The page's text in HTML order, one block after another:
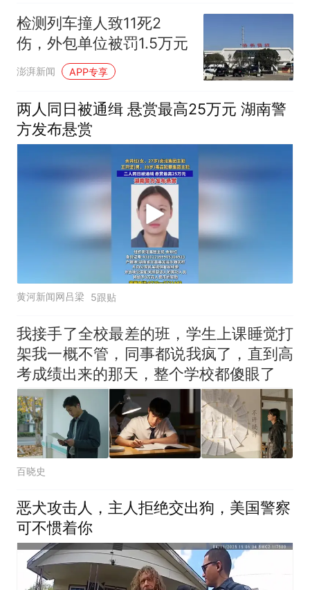
检测列车撞人致11死2
伤，外包单位被罚1.5万元
澎湃新闻 APP专享
两人同日被通缉 悬赏最高25万元 湖南警
方发布悬赏
黄河新闻网吕梁 5跟贴
我接手了全校最差的班，学生上课睡觉打
架我一概不管，同事都说我疯了，直到高
考成绩出来的那天，整个学校都傻眼了
百晓史
恶犬攻击人，主人拒绝交出狗，美国警察
可不惯着你